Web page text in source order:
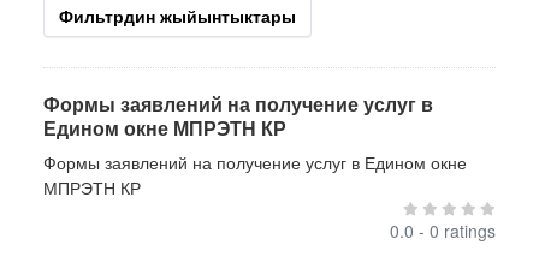
Фильтрдин жыйынтыктары
Формы заявлений на получение услуг в
Едином окне МПРЭТН КР
Формы заявлений на получение услуг в Едином окне
МПРЭТН КР
0.0 - 0 ratings